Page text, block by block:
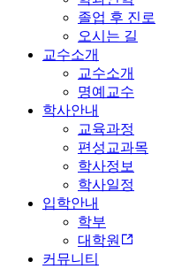
졸업 후 진로
오시는 길
교수소개
교수소개
명예교수
학사안내
교육과정
편성교과목
학사정보
학사일정
입학안내
학부
대학원
커뮤니티